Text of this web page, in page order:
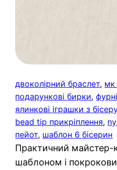
двоколірний браслет, мк
подарункові бирки,
ялинкові іграшки з
bead tip прикріплення,
пейот, шаблон 6 бісерин
Практичний майстер-
шаблоном і